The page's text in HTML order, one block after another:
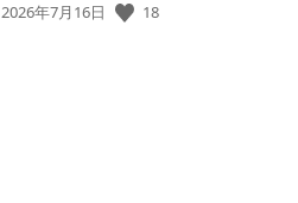
公
2026年7月16日 18